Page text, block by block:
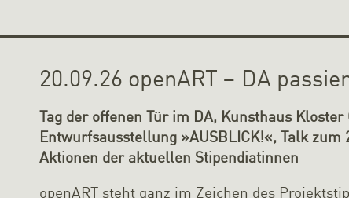
20.09.26 openART – DA
Tag der offenen Tür im DA, Kunsthaus
Entwurfsausstellung »AUSBLICK!«, Talk
Aktionen der aktuellen Stipendiatinnen
openART steht ganz im Zeichen des